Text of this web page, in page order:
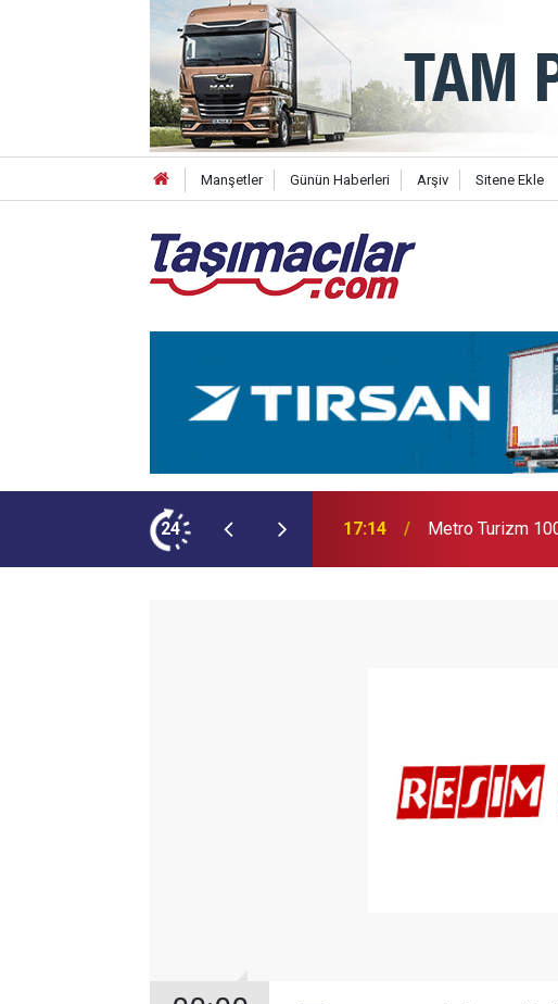
Manşetler Günün Haberleri Arşiv Sitene Ekle
24
NEOPLAN Skyliner Ekledi 17:07 Audi Q9